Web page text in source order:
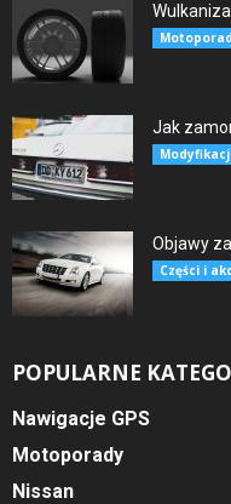
Jak
Objawy
Części i
POPULARNE
Nawigacje GPS
Motoporady
Nissan